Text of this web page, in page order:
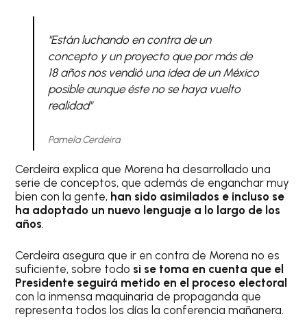
"Están luchando en contra de un
concepto y un proyecto que por más de
18 años nos vendió una idea de un México
posible aunque éste no se haya vuelto
realidad"
Pamela Cerdeira
Cerdeira explica que Morena ha desarrollado una
serie de conceptos, que además de enganchar muy
bien con la gente, han sido asimilados e incluso se
ha adoptado un nuevo lenguaje a lo largo de los
años.
Cerdeira asegura que ir en contra de Morena no es
suficiente, sobre todo si se toma en cuenta que el
Presidente seguirá metido en el proceso electoral
con la inmensa maquinaria de propaganda que
representa todos los días la conferencia mañanera.